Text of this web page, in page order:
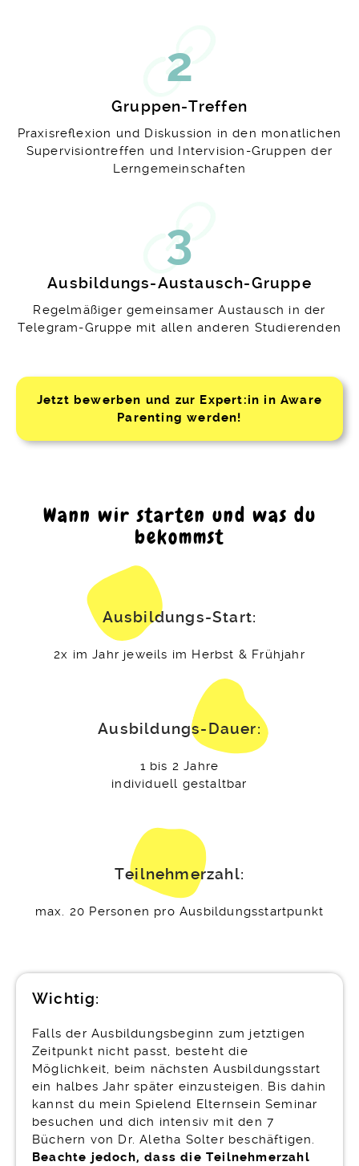
Gruppen-Treffen
Praxisreflexion und Diskussion in den monatlichen
Supervisiontreffen und Intervision-Gruppen der
Lerngemeinschaften
2
Ausbildungs-Austausch-Gruppe
Regelmäßiger gemeinsamer Austausch in der
Telegram-Gruppe mit allen anderen Studierenden
3
Jetzt bewerben und zur Expert:in in Aware
Parenting werden!
Wann wir starten und was du
bekommst
Ausbildungs-Start:
2x im Jahr jeweils im Herbst & Frühjahr
Ausbildungs-Dauer:
1 bis 2 Jahre
individuell gestaltbar
Teilnehmerzahl:
max. 20 Personen pro Ausbildungsstartpunkt
Wichtig:
Falls der Ausbildungsbeginn zum jetztigen
Zeitpunkt nicht passt, besteht die
Möglichkeit, beim nächsten Ausbildungsstart
ein halbes Jahr später einzusteigen. Bis dahin
kannst du mein Spielend Elternsein Seminar
besuchen und dich intensiv mit den 7
Büchern von Dr. Aletha Solter beschäftigen.
Beachte jedoch, dass die Teilnehmerzahl